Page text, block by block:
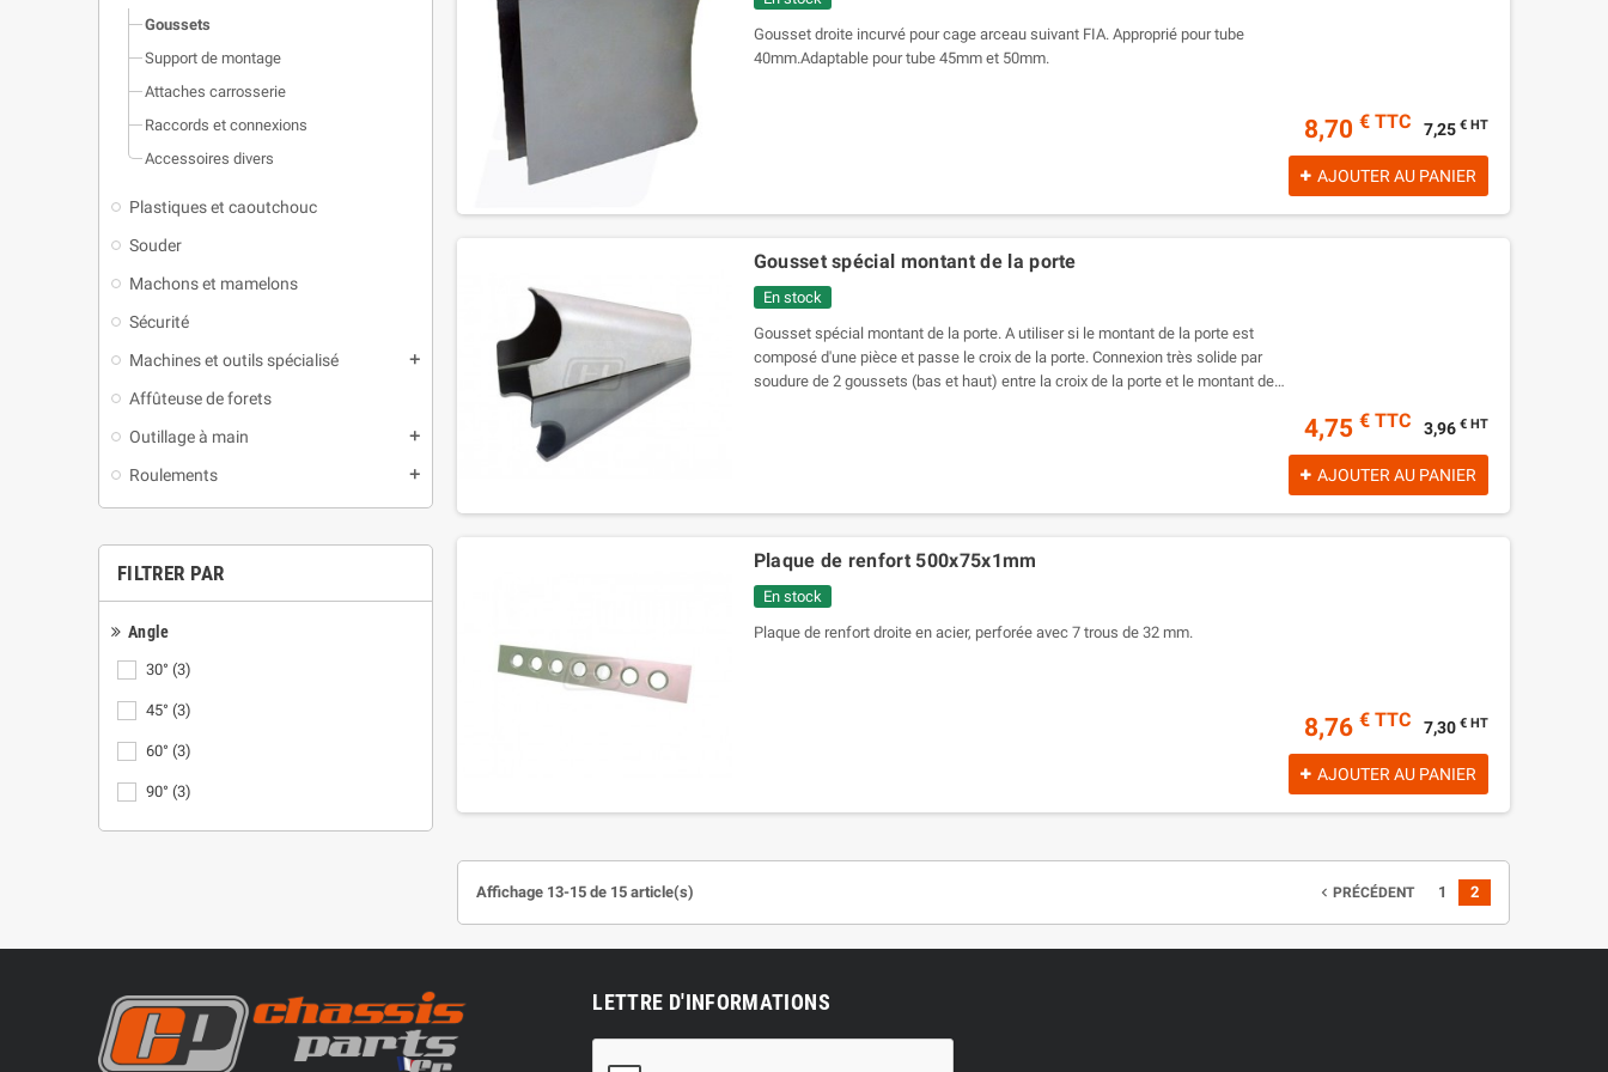
Goussets
Support de montage
Attaches carrosserie
Raccords et connexions
Accessoires divers
Plastiques et caoutchouc
Souder
Machons et mamelons
Sécurité
Machines et outils spécialisé
add
Affûteuse de forets
Outillage à main
add
Roulements add
FILTRER PAR
Angle
30° (3)
45° (3)
60° (3)
90° (3)
Gousset droite incurvé pour cage arceau suivant FIA. Approprié pour tube
40mm.Adaptable pour tube 45mm et 50mm.
8,70€ TTC 7,25€ HT
AJOUTER AU PANIER
Gousset spécial montant de la porte
En stock
Gousset spécial montant de la porte. A utiliser si le montant de la porte est
composé d'une pièce et passe le croix de la porte. Connexion très solide par
soudure de 2 goussets (bas et haut) entre la croix de la porte et le montant de
4,75€ TTC 3,96€ HT
AJOUTER AU PANIER
Plaque de renfort 500x75x1mm
En stock
Plaque de renfort droite en acier, perforée avec 7 trous de 32 mm.
8,76€ TTC 7,30€ HT
AJOUTER AU PANIER
Affichage 13-15 de 15 article(s) navigate_before PRÉCÉDENT 1 2
LETTRE D'INFORMATIONS